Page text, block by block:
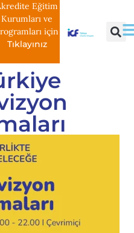
Eğitim
Kurumları ve
için
Tıklayınız